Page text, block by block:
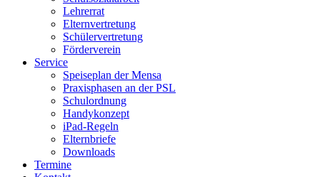
Lehrerrat
Elternvertretung
Schülervertretung
Förderverein
Service
Speiseplan der Mensa
Praxisphasen an der PSL
Schulordnung
Handykonzept
iPad-Regeln
Elternbriefe
Downloads
Termine